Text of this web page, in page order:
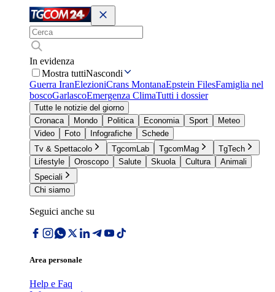
In evidenza
Mostra tuttiNascondi
Guerra IranElezioniCrans MontanaEpstein FilesFamiglia nel
boscoGarlascoEmergenza ClimaTutti i dossier
Tutte le notizie del giorno
Cronaca
Mondo Politica Economia Sport
Meteo
Video
Foto Infografiche
Schede
Tv & Spettacolo
TgcomLab TgcomMag
TgTech
Lifestyle
Oroscopo Salute Skuola Cultura
Animali
Speciali
Chi siamo
Seguici anche su
Area personale
Help e Faq